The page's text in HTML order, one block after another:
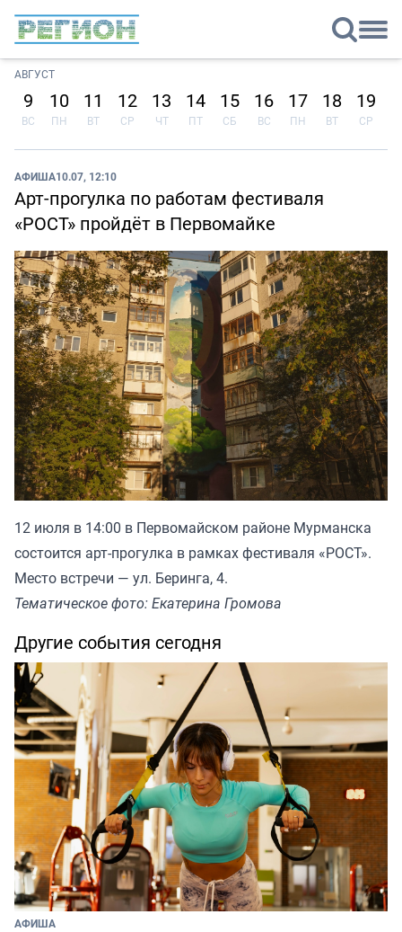
АВГУСТ
9
ВС
10
ПН
11
ВТ
12
СР
13
ЧТ
14
ПТ
15
СБ
16
ВС
17
ПН
18
ВТ
19
СР
АФИША10.07, 12:10
Арт-прогулка по работам фестиваля
«РОСТ» пройдёт в Первомайке
12 июля в 14:00 в Первомайском районе Мурманска
состоится арт-прогулка в рамках фестиваля «РОСТ».
Место встречи — ул. Беринга, 4.
Тематическое фото: Екатерина Громова
Другие события сегодня
АФИША